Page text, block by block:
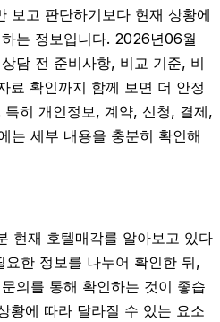
보고 판단하기보다 현재 상황에
는 정보입니다. 2026년06월
담 전 준비사항, 비교 기준, 비
료 확인까지 함께 보면 더 안정
히 개인정보, 계약, 신청, 결제,
는 세부 내용을 충분히 확인해
현재 호텔매각를 알아보고 있다
한 정보를 나누어 확인한 뒤,
의를 통해 확인하는 것이 좋습
황에 따라 달라질 수 있는 요소